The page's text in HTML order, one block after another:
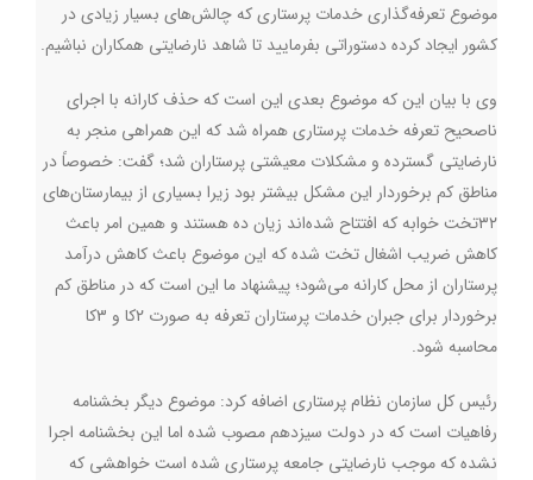
موضوع تعرفه‌گذاری خدمات پرستاری که چالش‌های بسیار زیادی در
کشور ایجاد کرده دستوراتی بفرمایید تا شاهد نارضایتی همکاران نباشیم.
وی با بیان این که موضوع بعدی این است که حذف کارانه با اجرای
ناصحیح تعرفه خدمات پرستاری همراه شد که این همراهی منجر به
نارضایتی گسترده و مشکلات معیشتی پرستاران شد؛ گفت: خصوصاً در
مناطق کم برخوردار این مشکل بیشتر بود زیرا بسیاری از بیمارستان‌های
۳۲تخت خوابه که افتتاح شده‌اند زیان ده هستند و همین امر باعث
کاهش ضریب اشغال تخت شده که این موضوع باعث کاهش درآمد
پرستاران از محل کارانه می‌شود؛ پیشنهاد ما این است که در مناطق کم
برخوردار برای جبران خدمات پرستاران تعرفه به صورت ۲کا و 3کا
محاسبه شود.
رئیس کل سازمان نظام پرستاری اضافه کرد: موضوع دیگر بخشنامه
رفاهیات است که در دولت سیزدهم مصوب شده اما این بخشنامه اجرا
نشده که موجب نارضایتی جامعه پرستاری شده است خواهشی که